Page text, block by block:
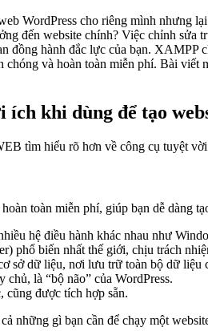
WordPress cho riêng mình nhưng
đến website chính? Việc chỉnh
đồng hành đắc lực của bạn. XAMPP
chóng và hoàn toàn miễn phí. Bài
khi dùng để tạo
tìm hiểu rõ hơn về công cụ tuyệt
toàn miễn phí, giúp bạn dễ dàng
hệ điều hành khác nhau như
phổ biến nhất thế giới, chịu trách
sở dữ liệu, nơi lưu trữ toàn bộ dữ
là “bộ não” của WordPress.
cũng được tích hợp sẵn.
những gì bạn cần để chạy một